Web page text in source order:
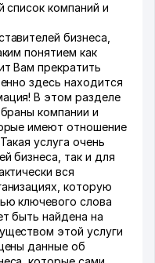
список компаний и
бизнеса,
понятием как
Вам прекратить
здесь находится
В этом разделе
компании и
имеют отношение
услуга очень
бизнеса, так и для
вся
которую
ключевого слова
быть найдена на
этой услуги
данные об